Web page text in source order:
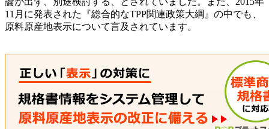
11月に発表された『総合的なTPP関連政策大綱』の中でも、
原料原産地表示について言及されています。